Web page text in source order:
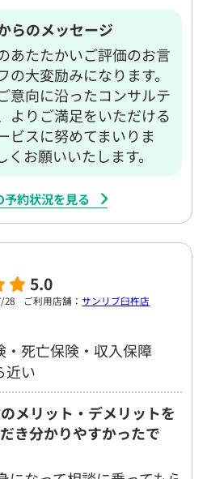
らのメッセージ
あたたかいご評価のお言
大変励みになります。
意向に沿ったコンサルテ
よりご満足をいただける
ビスに努めてまいりま
お願いいたします。
予約状況を見る
5.0
28 ご利用店舗：サンリブ臼杵店
・死亡保険・収入保障
近い
メリット・デメリットを
き分かりやすかったで